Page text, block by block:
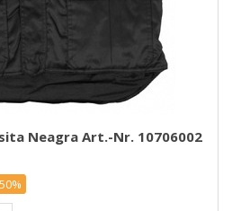
Neagra Art.-Nr. 10706002